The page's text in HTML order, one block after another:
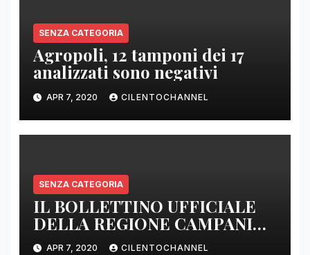
SENZA CATEGORIA
Agropoli, 12 tamponi dei 17
analizzati sono negativi
APR 7, 2020 CILENTOCHANNEL
SENZA CATEGORIA
IL BOLLETTINO UFFICIALE
DELLA REGIONE CAMPANIA
DELLE ORE 22.00
APR 7, 2020 CILENTOCHANNEL